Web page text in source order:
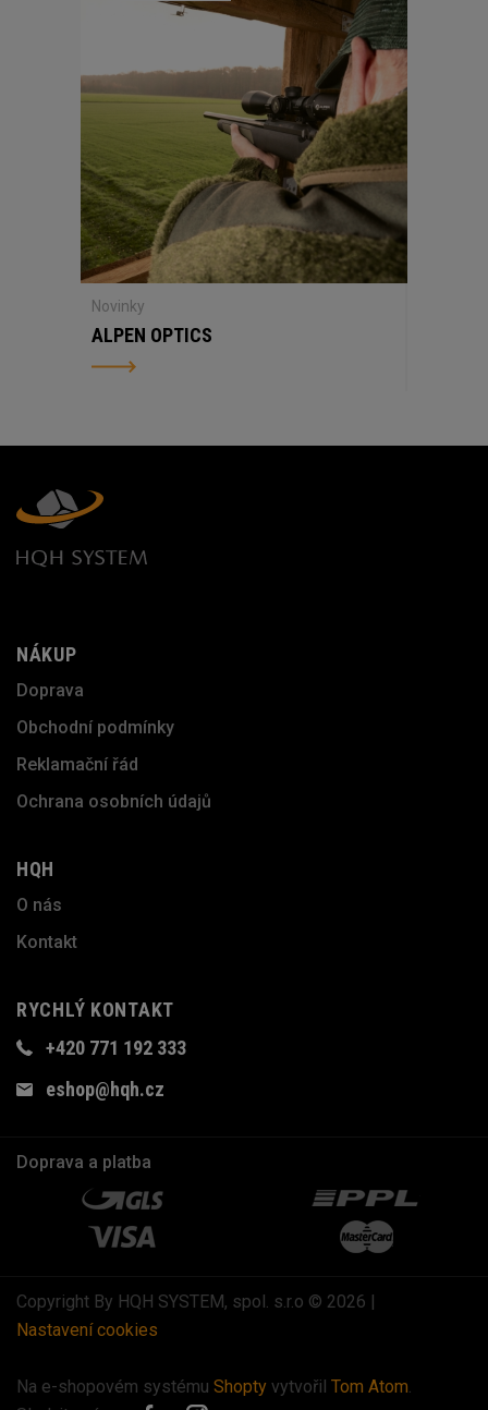
Novinky
ALPEN OPTICS
NÁKUP
Doprava
Obchodní podmínky
Reklamační řád
Ochrana osobních údajů
HQH
O nás
Kontakt
RYCHLÝ KONTAKT
+420 771 192 333
eshop@hqh.cz
Doprava a platba
Copyright By HQH SYSTEM, spol. s.r.o © 2026 |
Nastavení cookies
Na e-shopovém systému Shopty vytvořil Tom Atom.